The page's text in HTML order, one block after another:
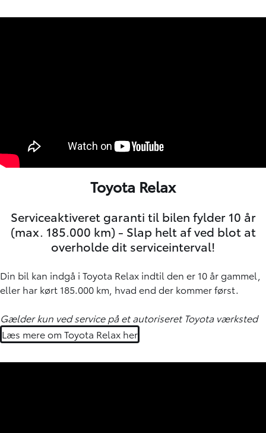
Toyota Relax
Serviceaktiveret garanti til bilen fylder 10 år
(max. 185.000 km) - Slap helt af ved blot at
overholde dit serviceinterval!
Din bil kan indgå i Toyota Relax indtil den er 10 år gammel,
eller har kørt 185.000 km, hvad end der kommer først.
Gælder kun ved service på et autoriseret Toyota værksted
Læs mere om Toyota Relax her